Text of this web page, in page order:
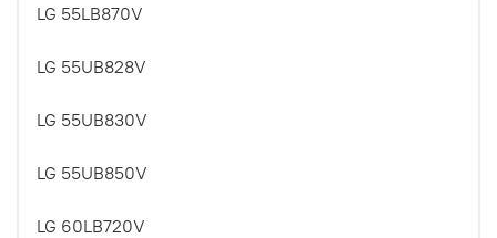
LG 55LB870V
LG 55UB828V
LG 55UB830V
LG 55UB850V
LG 60LB720V